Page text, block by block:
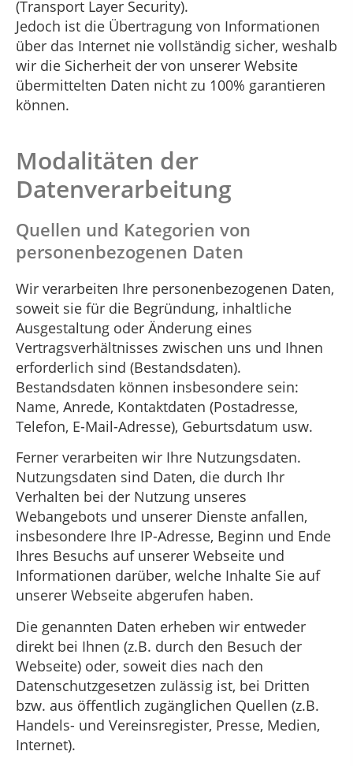
(Transport Layer Security).
Jedoch ist die Übertragung von Informationen
über das Internet nie vollständig sicher, weshalb
wir die Sicherheit der von unserer Website
übermittelten Daten nicht zu 100% garantieren
können.
Modalitäten der
Datenverarbeitung
Quellen und Kategorien von
personenbezogenen Daten
Wir verarbeiten Ihre personenbezogenen Daten,
soweit sie für die Begründung, inhaltliche
Ausgestaltung oder Änderung eines
Vertragsverhältnisses zwischen uns und Ihnen
erforderlich sind (Bestandsdaten).
Bestandsdaten können insbesondere sein:
Name, Anrede, Kontaktdaten (Postadresse,
Telefon, E-Mail-Adresse), Geburtsdatum usw.
Ferner verarbeiten wir Ihre Nutzungsdaten.
Nutzungsdaten sind Daten, die durch Ihr
Verhalten bei der Nutzung unseres
Webangebots und unserer Dienste anfallen,
insbesondere Ihre IP-Adresse, Beginn und Ende
Ihres Besuchs auf unserer Webseite und
Informationen darüber, welche Inhalte Sie auf
unserer Webseite abgerufen haben.
Die genannten Daten erheben wir entweder
direkt bei Ihnen (z.B. durch den Besuch der
Webseite) oder, soweit dies nach den
Datenschutzgesetzen zulässig ist, bei Dritten
bzw. aus öffentlich zugänglichen Quellen (z.B.
Handels- und Vereinsregister, Presse, Medien,
Internet).